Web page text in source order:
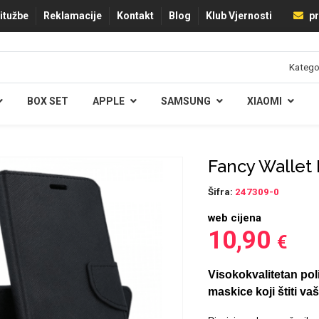
Reklamacije Kontakt Blog Klub Vjernosti
BOX SET APPLE SAMSUNG XIAOMI
Fancy Wallet
Šifra: 247309-0
web cijena
10,90 €
Visokokvalitetan
maskice koji štiti